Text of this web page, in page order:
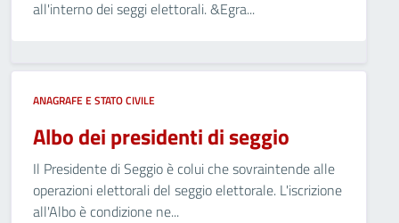
all'interno dei seggi elettorali. &Egra...
ANAGRAFE E STATO CIVILE
Albo dei presidenti di seggio
Il Presidente di Seggio è colui che sovraintende alle
operazioni elettorali del seggio elettorale. L'iscrizione
all'Albo è condizione ne...